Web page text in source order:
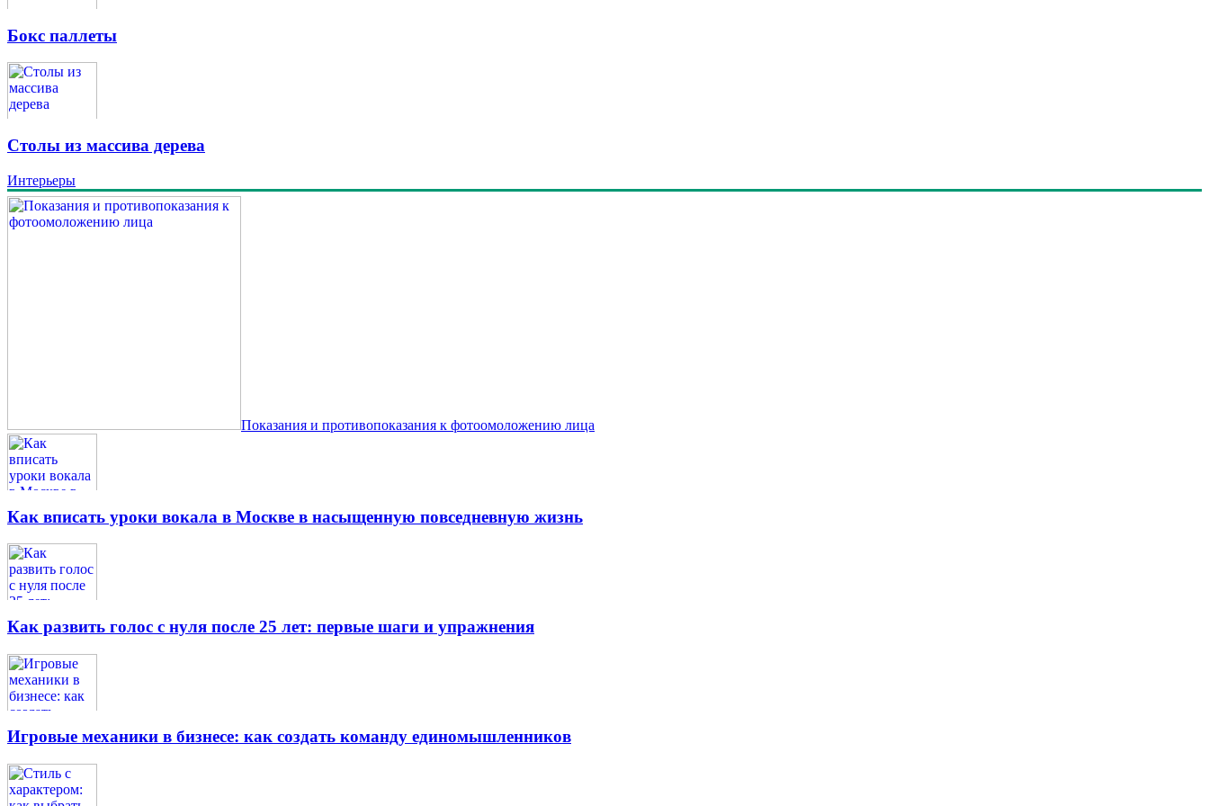
Бокс паллеты
Столы из массива дерева
Интерьеры
Показания и противопоказания к фотоомоложению лица
Как вписать уроки вокала в Москве в насыщенную повседневную жизнь
Как развить голос с нуля после 25 лет: первые шаги и упражнения
Игровые механики в бизнесе: как создать команду единомышленников